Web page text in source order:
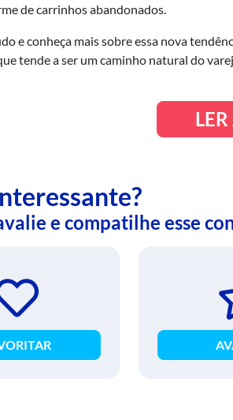
de carrinhos abandonados.
e conheça mais sobre essa nova
tende a ser um caminho natural do
e compatilhe esse